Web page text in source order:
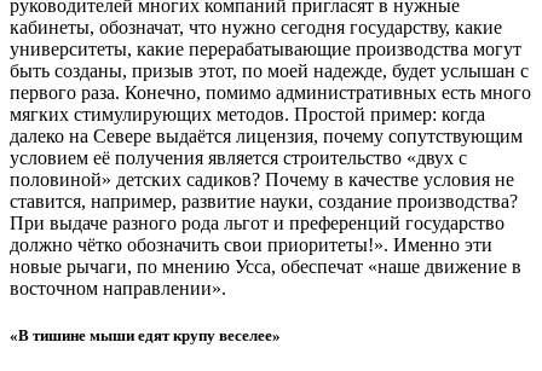
руководителей многих компаний пригласят в нужные
кабинеты, обозначат, что нужно сегодня государству, какие
университеты, какие перерабатывающие производства могут
быть созданы, призыв этот, по моей надежде, будет услышан с
первого раза. Конечно, помимо административных есть много
мягких стимулирующих методов. Простой пример: когда
далеко на Севере выдаётся лицензия, почему сопутствующим
условием её получения является строительство «двух с
половиной» детских садиков? Почему в качестве условия не
ставится, например, развитие науки, создание производства?
При выдаче разного рода льгот и преференций государство
должно чётко обозначить свои приоритеты!». Именно эти
новые рычаги, по мнению Усса, обеспечат «наше движение в
восточном направлении».
«В тишине мыши едят крупу веселее»